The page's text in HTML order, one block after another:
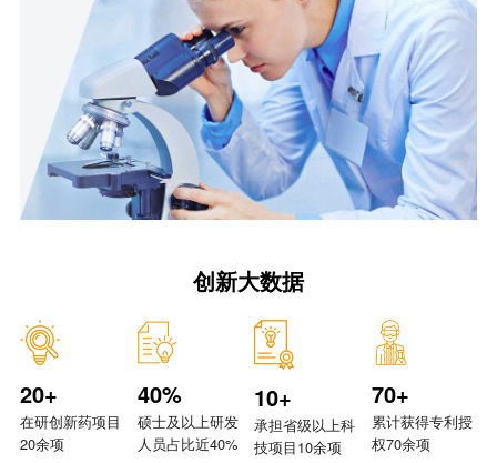
拥有丰富的新药开发经验。
在傅和亮博士带领下，公司打造了一支以资深行业专家为核
心，具备深厚专业知识储备和丰富行业经验的研发团队，涵盖
药物化学、药理学、药物分析、药物制剂、临床医学、临床药
理学、生物统计学、药物警戒及制药工程等多个专业领域，可
满足药物研发全链条的技术需求。
创新大数据
20+
在研创新药项目
20余项
40%
硕士及以上研发
人员占比近40%
10+
承担省级以上科
技项目10余项
70+
累计获得专利授
权70余项